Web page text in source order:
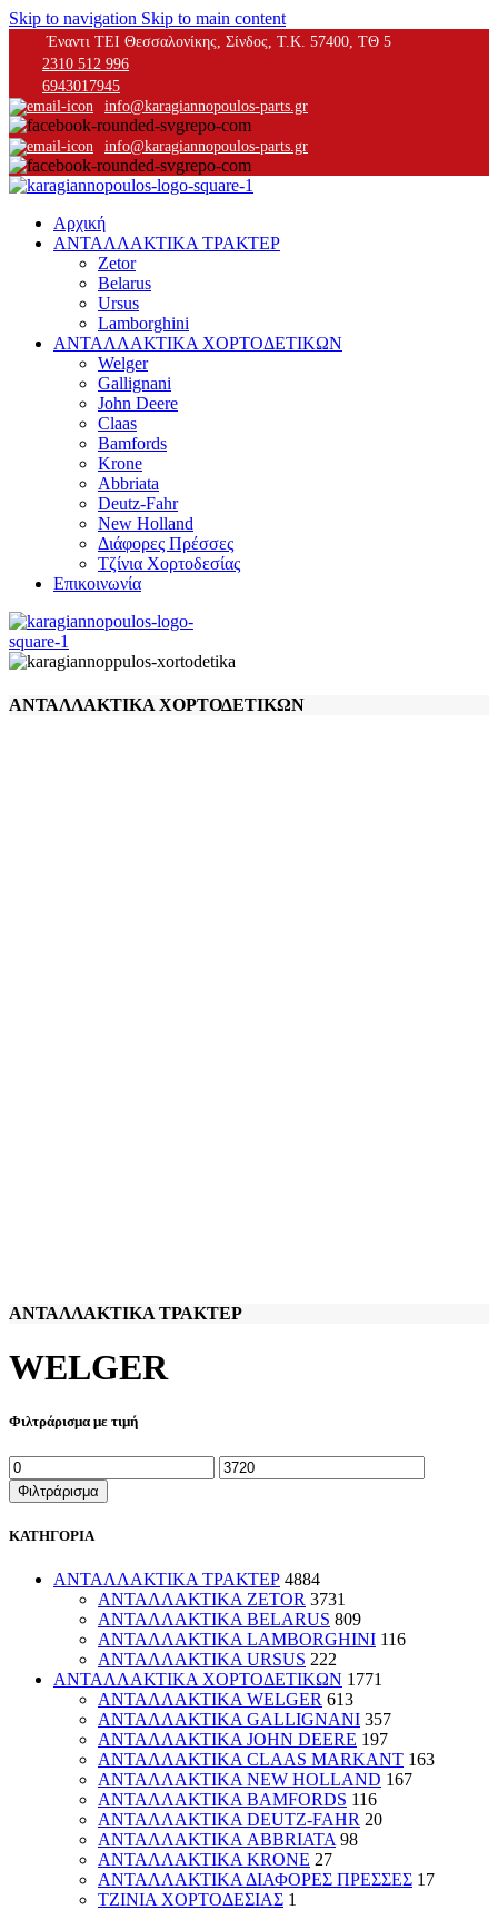
Skip to navigation Skip to main content
Έναντι ΤΕΙ Θεσσαλονίκης, Σίνδος, Τ.Κ. 57400, ΤΘ 5
2310 512 996
6943017945
info@karagiannopoulos-parts.gr
info@karagiannopoulos-parts.gr
Αρχική
ΑΝΤΑΛΛΑΚΤΙΚΑ ΤΡΑΚΤΕΡ
Zetor
Belarus
Ursus
Lamborghini
ΑΝΤΑΛΛΑΚΤΙΚΑ ΧΟΡΤΟΔΕΤΙΚΩΝ
Welger
Gallignani
John Deere
Claas
Bamfords
Krone
Abbriata
Deutz-Fahr
New Holland
Διάφορες Πρέσσες
Τζίνια Χορτοδεσίας
Επικοινωνία
ΑΝΤΑΛΛΑΚΤΙΚΑ ΧΟΡΤΟΔΕΤΙΚΩΝ
ΑΝΤΑΛΛΑΚΤΙΚΑ ΤΡΑΚΤΕΡ
WELGER
Φιλτράρισμα με τιμή
Ελάχιστη
τιμή
Μέγιστη
τιμή
Φιλτράρισμα
ΚΑΤΗΓΟΡΙΑ
ΑΝΤΑΛΛΑΚΤΙΚΑ ΤΡΑΚΤΕΡ 4884
ΑΝΤΑΛΛΑΚΤΙΚΑ ZETOR 3731
ΑΝΤΑΛΛΑΚΤΙΚΑ BELARUS 809
ΑΝΤΑΛΛΑΚΤΙΚΑ LAMBORGHINI 116
ΑΝΤΑΛΛΑΚΤΙΚΑ URSUS 222
ΑΝΤΑΛΛΑΚΤΙΚΑ ΧΟΡΤΟΔΕΤΙΚΩΝ 1771
ΑΝΤΑΛΛΑΚΤΙΚΑ WELGER 613
ΑΝΤΑΛΛΑΚΤΙΚΑ GALLIGNANI 357
ΑΝΤΑΛΛΑΚΤΙΚΑ JOHN DEERE 197
ΑΝΤΑΛΛΑΚΤΙΚΑ CLAAS MARKANT 163
ΑΝΤΑΛΛΑΚΤΙΚΑ NEW HOLLAND 167
ΑΝΤΑΛΛΑΚΤΙΚΑ BAMFORDS 116
ΑΝΤΑΛΛΑΚΤΙΚΑ DEUTZ-FAHR 20
ΑΝΤΑΛΛΑΚΤΙΚΑ ABBRIATA 98
ΑΝΤΑΛΛΑΚΤΙΚΑ KRONE 27
ΑΝΤΑΛΛΑΚΤΙΚΑ ΔΙΑΦΟΡΕΣ ΠΡΕΣΣΕΣ 17
ΤΖΙΝΙΑ ΧΟΡΤΟΔΕΣΙΑΣ 1